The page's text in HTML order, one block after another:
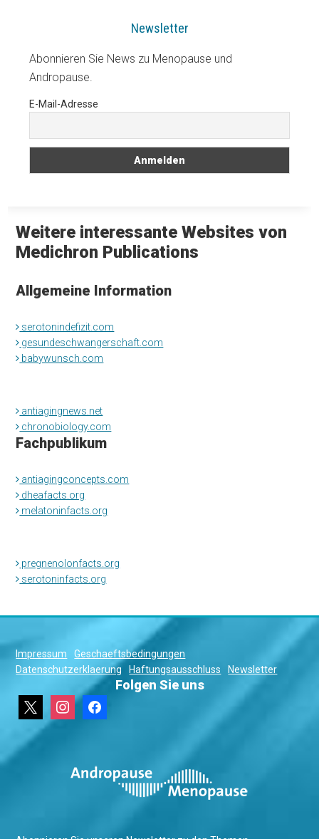
Newsletter
Abonnieren Sie News zu Menopause und
Andropause.
E-Mail-Adresse
Weitere interessante Websites von
Medichron Publications
Allgemeine Information
serotonindefizit.com
gesundeschwangerschaft.com
babywunsch.com
antiagingnews.net
chronobiology.com
Fachpublikum
antiagingconcepts.com
dheafacts.org
melatoninfacts.org
pregnenolonfacts.org
serotoninfacts.org
Impressum
Geschaeftsbedingungen
Datenschutzerklaerung
Haftungsausschluss Newsletter
Folgen Sie uns
instagramfacebook